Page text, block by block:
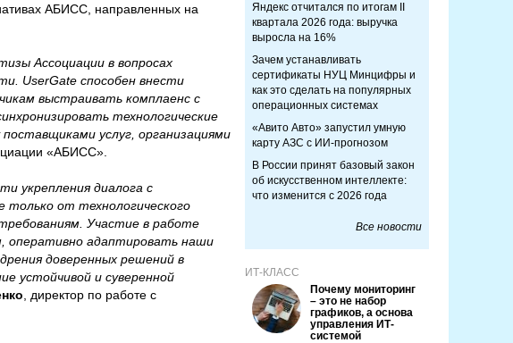
АБИСС, направленных на
Ассоциации в вопросах
UserGate способен внести
выстраивать комплаенс с
технологические
услуг, организациями
«АБИСС».
укрепления диалога с
от технологического
Участие в работе
оперативно адаптировать наши
доверенных решений в
устойчивой и суверенной
, директор по работе с
Яндекс отчитался по итогам II
квартала 2026 года: выручка
выросла на 16%
Зачем устанавливать
сертификаты НУЦ Минцифры и
как это сделать на популярных
операционных системах
«Авито Авто» запустил умную
карту АЗС с ИИ-прогнозом
В России принят базовый закон
об искусственном интеллекте:
что изменится с 2026 года
Все новости
ИТ-КЛАСС
Почему мониторинг
– это не набор
графиков, а основа
управления ИТ-
системой